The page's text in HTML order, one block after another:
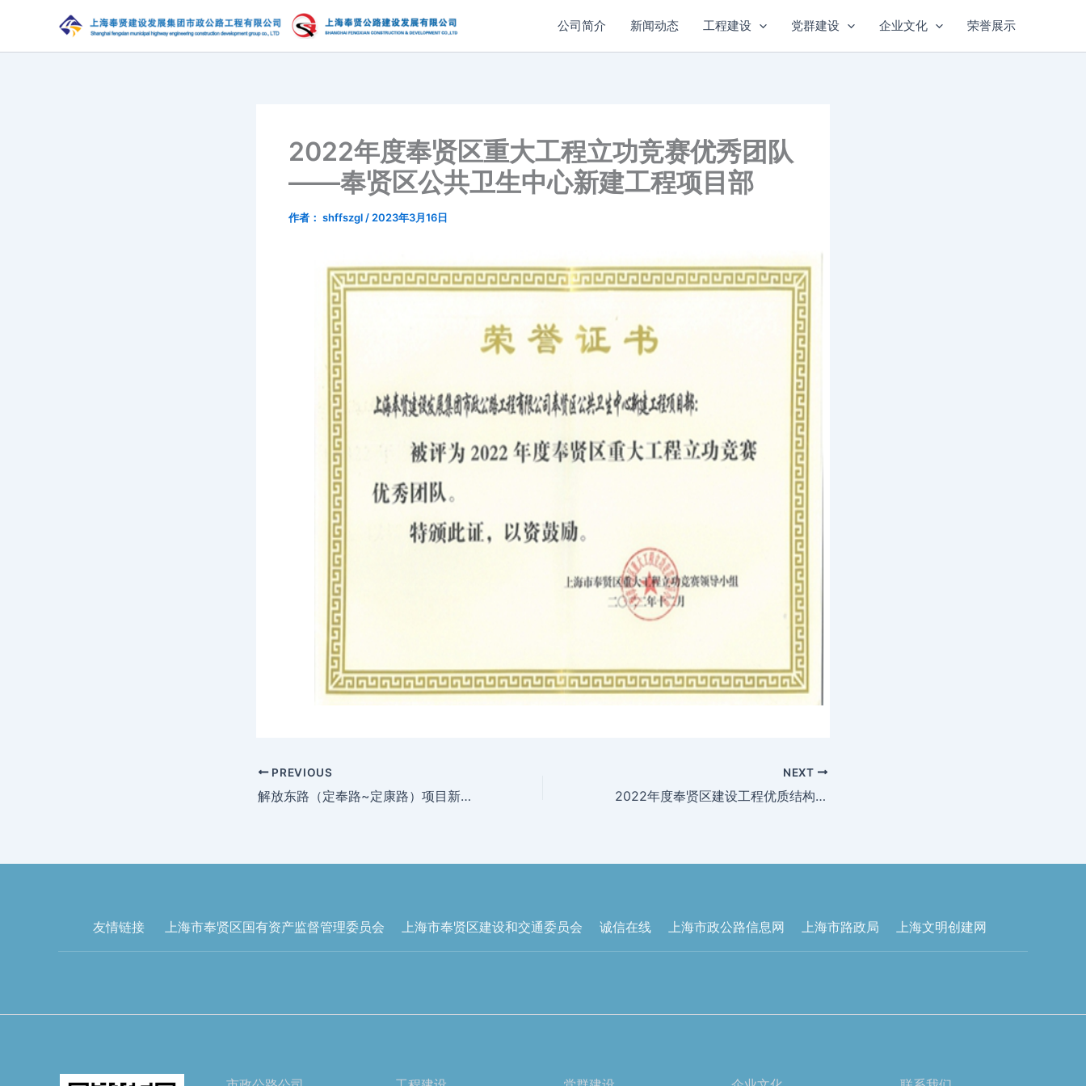
内
公司简介 新闻动态 工程建设 党群建设 企业文化 荣誉展示
2022年度奉贤区重大工程立功竞赛优秀团队
——奉贤区公共卫生中心新建工程项目部
作者： shffszgl / 2023年3月16日
PREVIOUS
解放东路（定奉路~定康路）项目新进展
NEXT
2022年度奉贤区建设工程优质结构 ——奉贤区金汇社区卫生服务中心迁建工程项目
友情链接 上海市奉贤区国有资产监督管理委员会 上海市奉贤区建设和交通委员会 诚信在线 上海市政公路信息网 上海市路政局 上海文明创建网